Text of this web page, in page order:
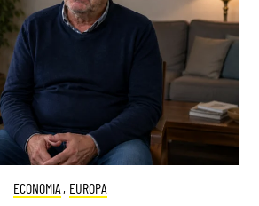
ECONOMIA , EUROPA